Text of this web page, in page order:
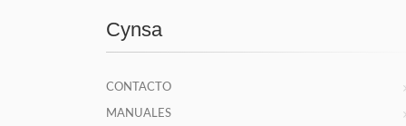
Cynsa
CONTACTO
MANUALES